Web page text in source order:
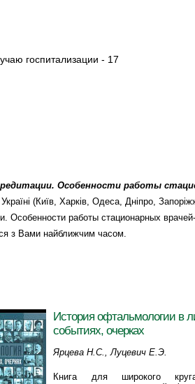
госпитализации - 17
Особенности работы
Україні (Київ, Харків, Одеса, Дніпро,
Особенности работы стационарных
з Вами найближчим часом.
История офтальмологии в
событиях, очерках
Ярцева Н.С., Луцевич Е.Э.
Книга для широкого